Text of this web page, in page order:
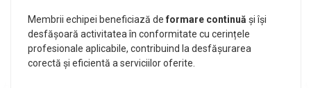
Membrii echipei beneficiază de formare continuă și își
desfășoară activitatea în conformitate cu cerințele
profesionale aplicabile, contribuind la desfășurarea
corectă și eficientă a serviciilor oferite.